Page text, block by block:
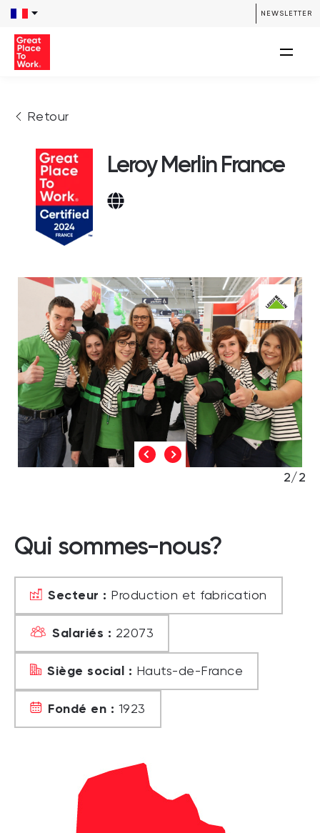
NEWSLETTER
Retour
Leroy Merlin France
2/2
Qui sommes-nous?
Secteur : Production et fabrication
Salariés : 22073
Siège social : Hauts-de-France
Fondé en : 1923